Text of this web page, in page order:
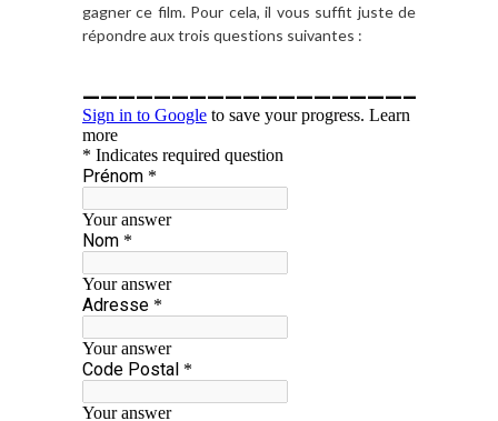
gagner ce film. Pour cela, il vous suffit juste de
répondre aux trois questions suivantes :